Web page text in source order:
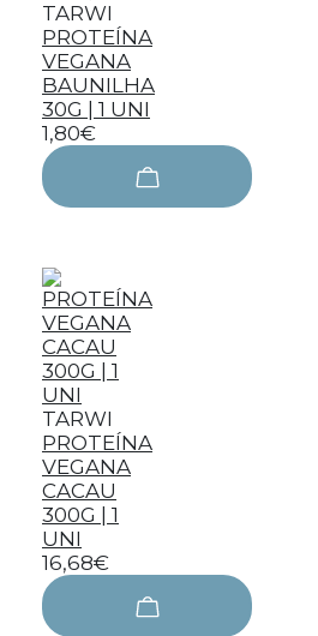
TARWI
PROTEÍNA
VEGANA
BAUNILHA
30G | 1 UNI
1,80€
TARWI
PROTEÍNA
VEGANA
CACAU
300G | 1
UNI
16,68€